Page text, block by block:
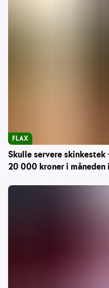
Skulle servere skinkestek
20 000 kroner i måneden
FLAX